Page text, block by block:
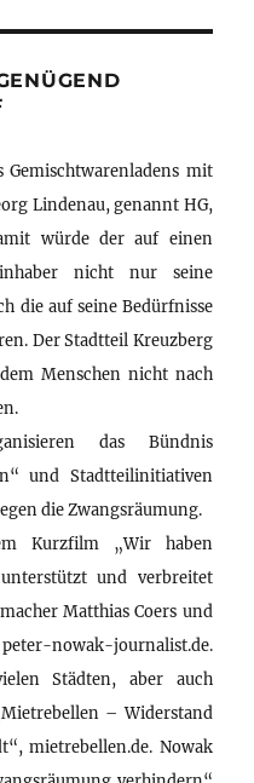
Gemischtwarenladens mit
Lindenau, genannt HG,
würde der auf einen
nicht nur seine
die auf seine Bedürfnisse
Der Stadtteil Kreuzberg
Menschen nicht nach
das Bündnis
und Stadtteilinitiativen
die Zwangsräumung.
Kurzfilm „Wir haben
und verbreitet
Matthias Coers und
nowak-journalist.de.
Städten, aber auch
– Widerstand
mietrebellen.de. Nowak